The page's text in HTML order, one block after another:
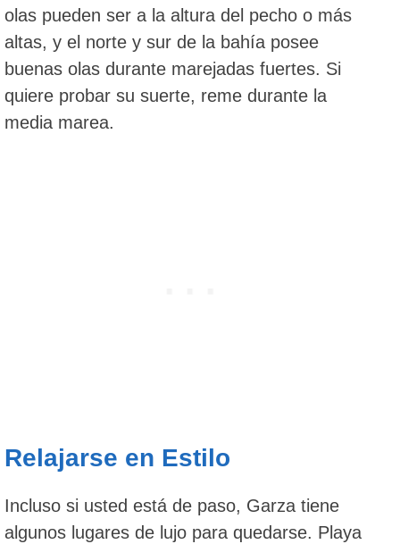
olas pueden ser a la altura del pecho o más
altas, y el norte y sur de la bahía posee
buenas olas durante marejadas fuertes. Si
quiere probar su suerte, reme durante la
media marea.
Relajarse en Estilo
Incluso si usted está de paso, Garza tiene
algunos lugares de lujo para quedarse. Playa